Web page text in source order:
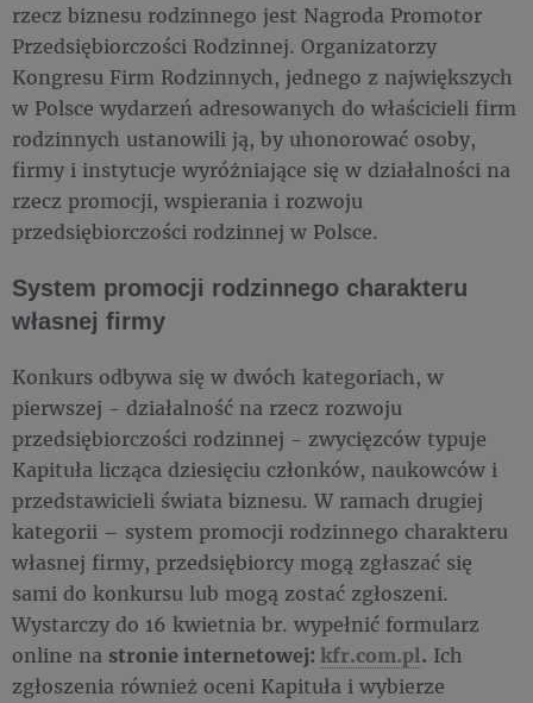
rzecz biznesu rodzinnego jest Nagroda Promotor
Przedsiębiorczości Rodzinnej. Organizatorzy
Kongresu Firm Rodzinnych, jednego z największych
w Polsce wydarzeń adresowanych do właścicieli firm
rodzinnych ustanowili ją, by uhonorować osoby,
firmy i instytucje wyróżniające się w działalności na
rzecz promocji, wspierania i rozwoju
przedsiębiorczości rodzinnej w Polsce.
System promocji rodzinnego charakteru
własnej firmy
Konkurs odbywa się w dwóch kategoriach, w
pierwszej - działalność na rzecz rozwoju
przedsiębiorczości rodzinnej - zwycięzców typuje
Kapituła licząca dziesięciu członków, naukowców i
przedstawicieli świata biznesu. W ramach drugiej
kategorii – system promocji rodzinnego charakteru
własnej firmy, przedsiębiorcy mogą zgłaszać się
sami do konkursu lub mogą zostać zgłoszeni.
Wystarczy do 16 kwietnia br. wypełnić formularz
online na stronie internetowej: kfr.com.pl. Ich
zgłoszenia również oceni Kapituła i wybierze